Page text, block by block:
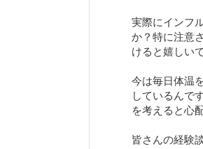
実際にインフ
か？特に注意
けると嬉しいで
今は毎日体温
しているんで
を考えると心
皆さんの経験